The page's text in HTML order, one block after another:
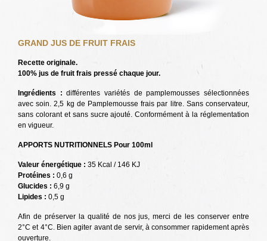
GRAND JUS DE FRUIT FRAIS
Recette originale.
100% jus de fruit frais pressé chaque jour.
Ingrédients : différentes variétés de pamplemousses sélectionnées
avec soin. 2,5 kg de Pamplemousse frais par litre. Sans conservateur,
sans colorant et sans sucre ajouté. Conformément à la réglementation
en vigueur.
APPORTS NUTRITIONNELS Pour 100ml
Valeur énergétique : 35 Kcal / 146 KJ
Protéines : 0,6 g
Glucides : 6,9 g
Lipides : 0,5 g
Afin de préserver la qualité de nos jus, merci de les conserver entre
2°C et 4°C. Bien agiter avant de servir, à consommer rapidement après
ouverture.